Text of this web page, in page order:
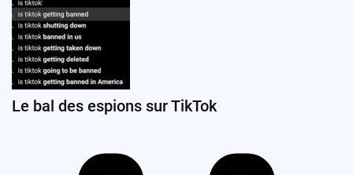
Le bal des espions sur TikTok